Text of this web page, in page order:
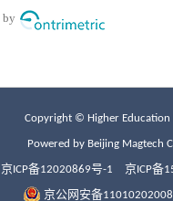
Copyright © Higher Education
Powered by Beijing Magtech
京ICP备12020869号-1 京ICP备
京公网安备